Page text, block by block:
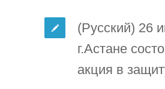
(Русский) 26
г.Астане
акция в